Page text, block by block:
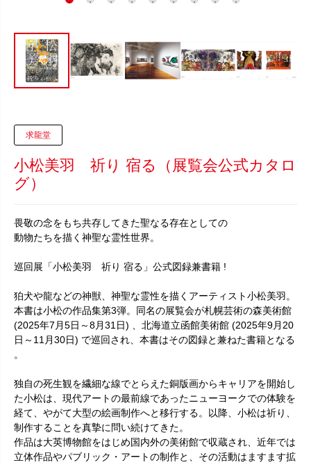
求龍堂
小松美羽 祈り 宿る（展覧会公式カタロ
グ）
畏敬の念をもち共存してきた聖なる存在としての
動物たちを描く神聖な霊性世界。
巡回展「小松美羽 祈り 宿る」公式図録兼書籍 !
狛犬や龍などの神獣、神聖な霊性を描くアーティスト小松美羽。
本書は小松の作品集第3弾。同名の展覧会が札幌芸術の森美術館
(2025年7月5日～8月31日) 、北海道立函館美術館 (2025年9月20
日～11月30日) で巡回され、本書はその図録と兼ねた書籍となる
。
独自の死生観を繊細な線でとらえた銅版画からキャリアを開始し
た小松は、現代アートの最前線であったニューヨークでの体験を
経て、やがて大型の絵画制作へと移行する。以降、小松は祈り、
制作することを真摯に問い続けてきた。
作品は大英博物館をはじめ国内外の美術館で収蔵され、近年では
立体作品やパブリック・アートの制作と、その活動はますます拡